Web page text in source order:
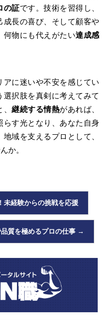
の証です。技術を習得し、
長の喜び、そして顧客や
何物にも代えがたい達成感
アに迷いや不安を感じてい
択肢を真剣に考えてみて
、継続する情熱があれば、
す光となり、あなた自身
域を支えるプロとして、
か。
未経験からの挑戦を応援
質を極めるプロの仕事 →